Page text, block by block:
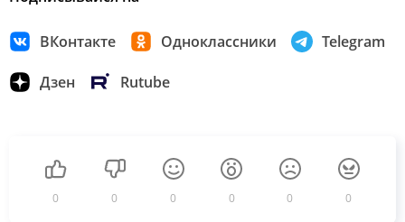
ВКонтакте Одноклассники Telegram
Дзен Rutube
0 0 0 0 0 0